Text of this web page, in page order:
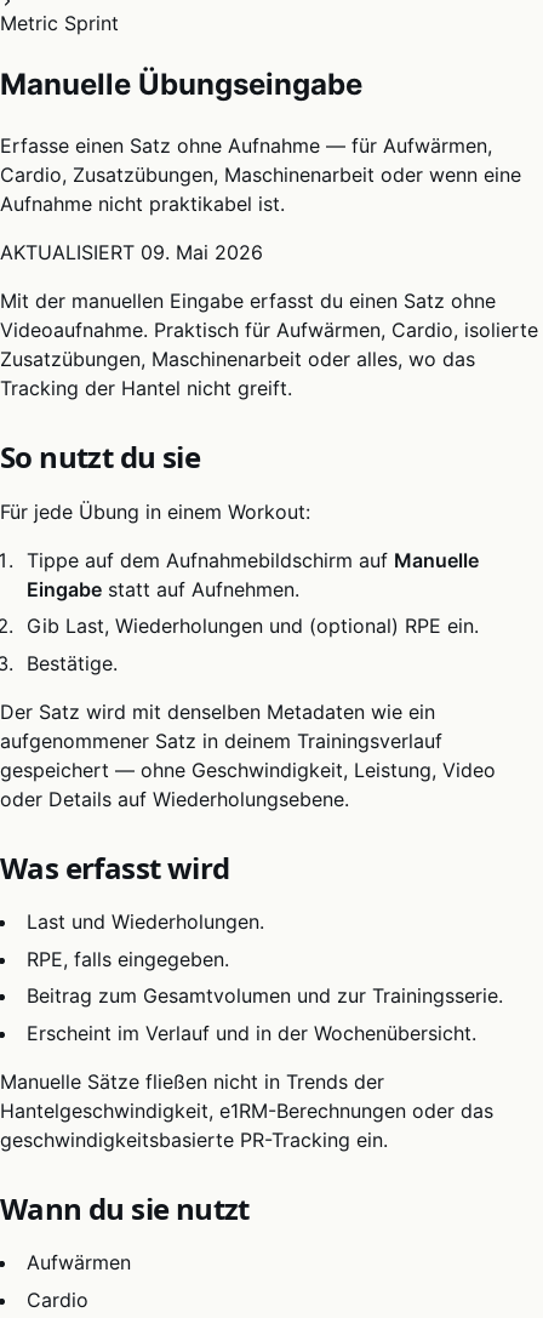
Metric Sprint
Manuelle Übungseingabe
Erfasse einen Satz ohne Aufnahme — für Aufwärmen,
Cardio, Zusatzübungen, Maschinenarbeit oder wenn eine
Aufnahme nicht praktikabel ist.
AKTUALISIERT 09. Mai 2026
Mit der manuellen Eingabe erfasst du einen Satz ohne
Videoaufnahme. Praktisch für Aufwärmen, Cardio, isolierte
Zusatzübungen, Maschinenarbeit oder alles, wo das
Tracking der Hantel nicht greift.
So nutzt du sie
Für jede Übung in einem Workout:
Tippe auf dem Aufnahmebildschirm auf Manuelle
Eingabe statt auf Aufnehmen.
Gib Last, Wiederholungen und (optional) RPE ein.
Bestätige.
Der Satz wird mit denselben Metadaten wie ein
aufgenommener Satz in deinem Trainingsverlauf
gespeichert — ohne Geschwindigkeit, Leistung, Video
oder Details auf Wiederholungsebene.
Was erfasst wird
Last und Wiederholungen.
RPE, falls eingegeben.
Beitrag zum Gesamtvolumen und zur Trainingsserie.
Erscheint im Verlauf und in der Wochenübersicht.
Manuelle Sätze fließen nicht in Trends der
Hantelgeschwindigkeit, e1RM-Berechnungen oder das
geschwindigkeitsbasierte PR-Tracking ein.
Wann du sie nutzt
Aufwärmen
Cardio